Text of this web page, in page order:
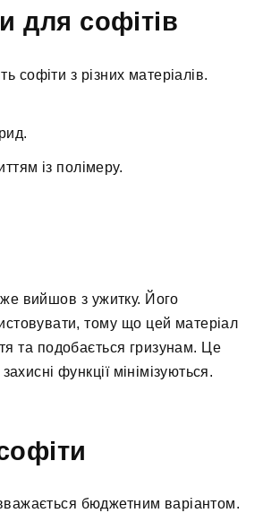
для софітів
софіти з різних матеріалів.
із полімеру.
вийшов з ужитку. Його
тому що цей матеріал
та подобається гризунам. Це
функції мінімізуються.
бюджетним варіантом.